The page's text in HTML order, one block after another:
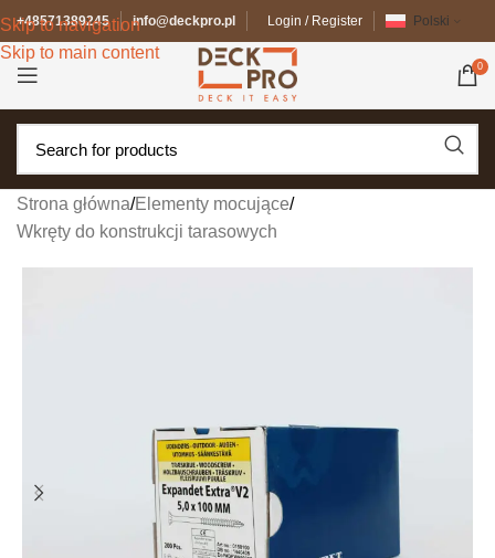
Skip to navigation
Skip to main content
+48571389245 info@deckpro.pl Login / Register Polski
0
Strona główna/Elementy mocujące/
Wkręty do konstrukcji tarasowych